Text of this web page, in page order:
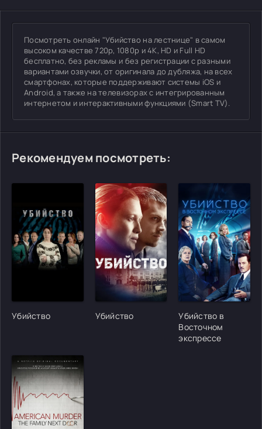
Посмотреть онлайн "Убийство на лестнице" в самом
высоком качестве 720p, 1080p и 4K, HD и Full HD
бесплатно, без рекламы и без регистрации с разными
вариантами озвучки, от оригинала до дубляжа, на всех
смартфонах, которые поддерживают системы iOS и
Android, а также на телевизорах с интегрированным
интернетом и интерактивными функциями (Smart TV).
Рекомендуем посмотреть:
[/xfgiven_cvh_poster_urlcvh_poster_url]
Убийство
[/xfgiven_cvh_poster_urlcvh_poster_url]
Убийство
[/
Убийство в
Восточном
экспрессе